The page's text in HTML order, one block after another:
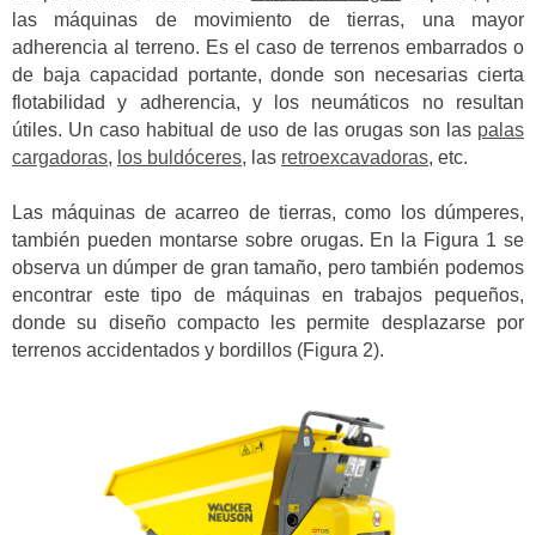
las máquinas de movimiento de tierras, una mayor
adherencia al terreno. Es el caso de terrenos embarrados o
de baja capacidad portante, donde son necesarias cierta
flotabilidad y adherencia, y los neumáticos no resultan
útiles. Un caso habitual de uso de las orugas son las palas
cargadoras, los buldóceres, las retroexcavadoras, etc.
Las máquinas de acarreo de tierras, como los dúmperes,
también pueden montarse sobre orugas. En la Figura 1 se
observa un dúmper de gran tamaño, pero también podemos
encontrar este tipo de máquinas en trabajos pequeños,
donde su diseño compacto les permite desplazarse por
terrenos accidentados y bordillos (Figura 2).